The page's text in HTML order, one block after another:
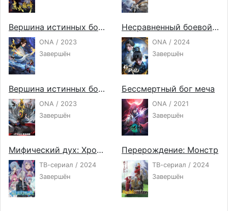
Вершина истинных боевых искусств 3
ONA / 2023
Завершён
Несравненный боевой дух
ONA / 2024
Завершён
Вершина истинных боевых искусств 2
ONA / 2023
Завершён
Бессмертный бог меча
ONA / 2021
Завершён
Мифический дух: Хроники 2
ТВ-сериал / 2024
Завершён
Перерождение: Монстр
ТВ-сериал / 2024
Завершён